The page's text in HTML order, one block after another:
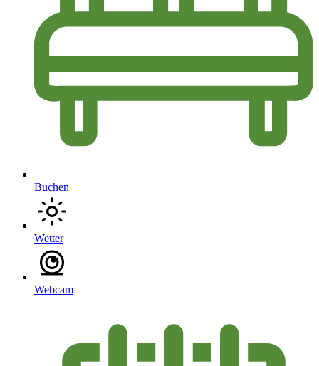
Buchen
Wetter
Webcam